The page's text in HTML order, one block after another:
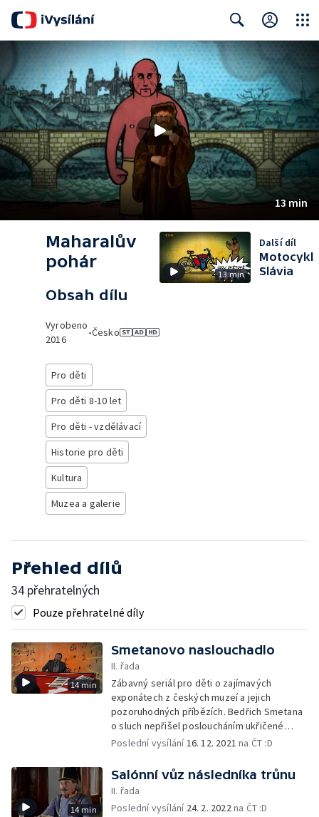
Search
13 min
Maharalův
pohár
Obsah dílu
Vyrobeno
2016
•Česko
Pro děti
Pro děti 8-10 let
Pro děti - vzdělávací
Historie pro děti
Kultura
Muzea a galerie
13 min
Další díl
Motocykl
Slávia
Přehled dílů
34 přehratelných
Pouze přehratelné díly
14 min
Smetanovo naslouchadlo
II. řada
Zábavný seriál pro děti o zajímavých
exponátech z českých muzeí a jejich
pozoruhodných příbězích. Bedřich Smetana
o sluch nepřišel posloucháním ukřičené
hudby, ale kvůli jiné mladické nerozvážnosti.
být jako děti pěkní rošťáci, že i skvělá opera
může narazit na nepochopení a že i ten
nejlepší umělec se nezavděčí všem.
Poslední vysílání16. 12. 2021 na ČT :D
14 min
Salónní vůz následníka trůnu
II. řada
Poslední vysílání 24. 2. 2022na ČT :D